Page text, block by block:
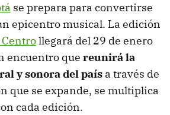
se prepara para convertirse
epicentro musical. La edición
llegará del 29 de enero
encuentro que reunirá la
y sonora del país a través de
que se expande, se multiplica
cada edición.